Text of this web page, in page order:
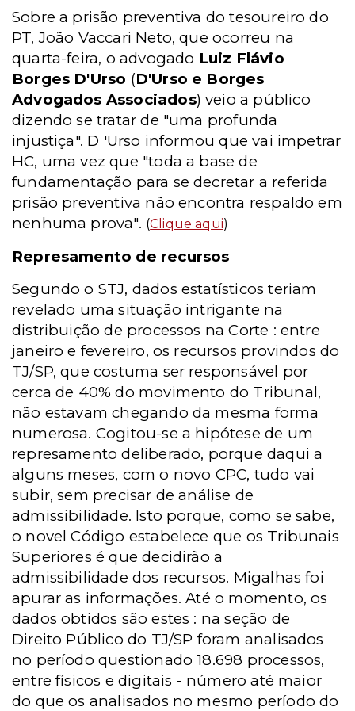
Sobre a prisão preventiva do tesoureiro do
PT, João Vaccari Neto, que ocorreu na
quarta-feira, o advogado Luiz Flávio
Borges D'Urso (D'Urso e Borges
Advogados Associados) veio a público
dizendo se tratar de "uma profunda
injustiça". D 'Urso informou que vai impetrar
HC, uma vez que "toda a base de
fundamentação para se decretar a referida
prisão preventiva não encontra respaldo em
nenhuma prova". (Clique aqui)
Represamento de recursos
Segundo o STJ, dados estatísticos teriam
revelado uma situação intrigante na
distribuição de processos na Corte : entre
janeiro e fevereiro, os recursos provindos do
TJ/SP, que costuma ser responsável por
cerca de 40% do movimento do Tribunal,
não estavam chegando da mesma forma
numerosa. Cogitou-se a hipótese de um
represamento deliberado, porque daqui a
alguns meses, com o novo CPC, tudo vai
subir, sem precisar de análise de
admissibilidade. Isto porque, como se sabe,
o novel Código estabelece que os Tribunais
Superiores é que decidirão a
admissibilidade dos recursos. Migalhas foi
apurar as informações. Até o momento, os
dados obtidos são estes : na seção de
Direito Público do TJ/SP foram analisados
no período questionado 18.698 processos,
entre físicos e digitais - número até maior
do que os analisados no mesmo período do